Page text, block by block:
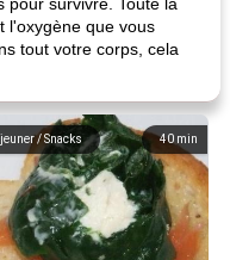
l'oxygène que vous
tout votre corps, cela
40 min
/ Snacks